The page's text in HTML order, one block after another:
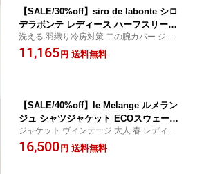
【SALE/30%off】siro de labonte シロ
デラボンテ レディース ハーフスリーブ
ジャケット レディース 半袖 30代 40代
50代 夏 春 テーラード 1ボタン きれいめ
洗える 羽織り冷房対策 二の腕カバー ジャ
ケット ゆったり クロシェ CROCHET
11,165 円 送料無料
【SALE/40%off】le Melange ルメラン
ジュ シャツジャケット ECOスウェード
エコスエード フェイクスエード レイヤ
ード アウター コートイン ヴィンテージ
ジャケット ヴィンテージ 大人 春 レディー
ス 上品 ルメランジェ CROCHET クロシェ
16,500 円 送料無料